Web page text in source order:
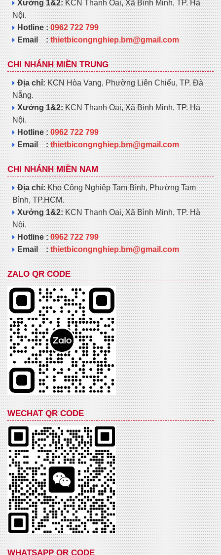
Xưởng 1&2:KCN Thanh Oai, Xã Bình Minh, TP. Hà
Nội.
Hotline :0962 722 799
Email :thietbicongnghiep.bm@gmail.com
CHI NHÁNH MIỀN TRUNG
Địa chỉ:KCN Hòa Vang, Phường Liên Chiểu, TP. Đà
Nẵng.
Xưởng 1&2:KCN Thanh Oai, Xã Bình Minh, TP. Hà
Nội.
Hotline :0962 722 799
Email :thietbicongnghiep.bm@gmail.com
CHI NHÁNH MIỀN NAM
Địa chỉ:Kho Công Nghiệp Tam Bình, Phường Tam
Bình, TP.HCM.
Xưởng 1&2:KCN Thanh Oai, Xã Bình Minh, TP. Hà
Nội.
Hotline :0962 722 799
Email :thietbicongnghiep.bm@gmail.com
ZALO QR CODE
WECHAT QR CODE
WHATSAPP QR CODE